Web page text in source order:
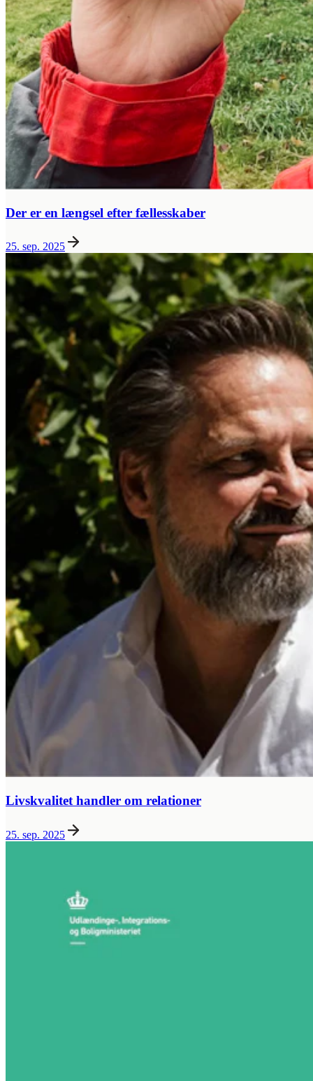
Der er en længsel efter fællesskaber
25. sep. 2025
Livskvalitet handler om relationer
25. sep. 2025